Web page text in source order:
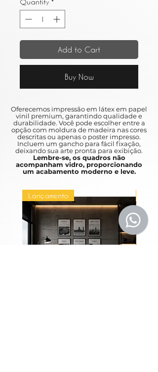
Quantity *
Add to Cart
Buy Now
Oferecemos impressão em látex em papel
vinil premium, garantindo qualidade e
durabilidade. Você pode escolher entre a
opção com moldura de madeira nas cores
descritas ou apenas o poster impresso.
Incluem um gancho para fácil fixação,
deixando sua arte pronta para exibição.
Lembre-se, os quadros não
acompanham vidro, proporcionando
um acabamento moderno e leve.
Lançamento